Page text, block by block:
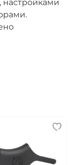
настройками